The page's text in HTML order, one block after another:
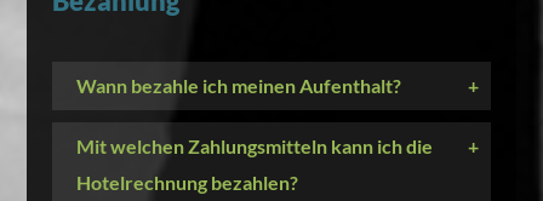
Wann bezahle ich meinen Aufenthalt? +
Mit welchen Zahlungsmitteln kann ich die
Hotelrechnung bezahlen?
+